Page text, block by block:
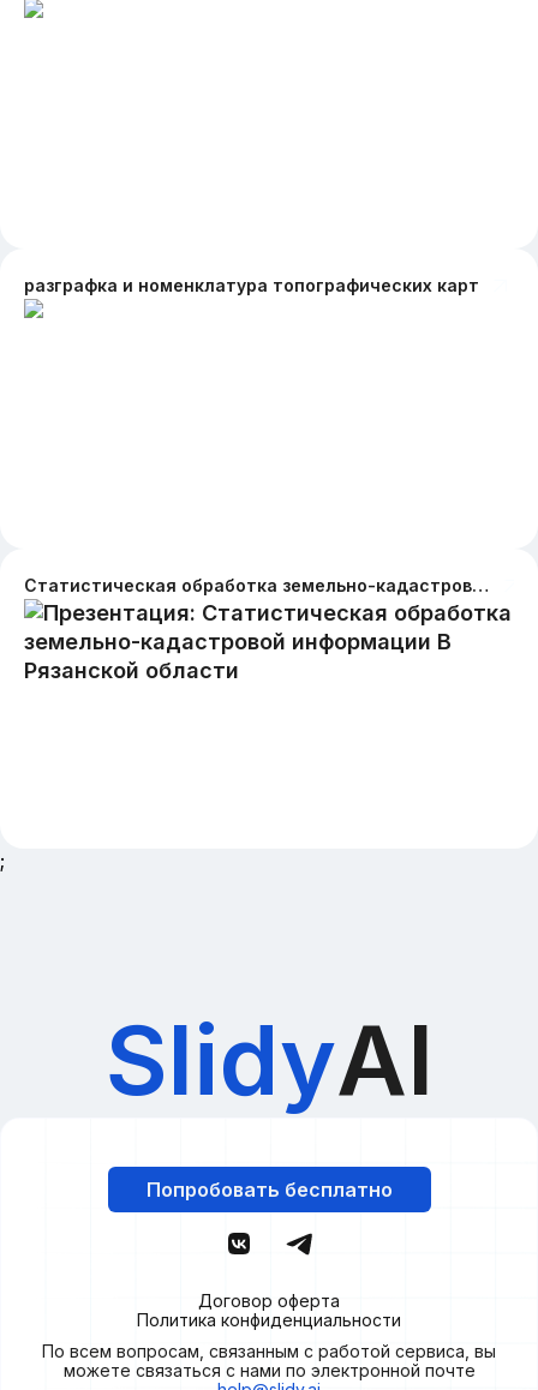
разграфка и номенклатура топографических карт
Статистическая обработка земельно-кадастровой информации В Рязанской области
;
SlidyAI
Попробовать бесплатно
Договор оферта
Политика конфиденциальности
По всем вопросам, связанным с работой сервиса, вы
можете связаться с нами по электронной почте